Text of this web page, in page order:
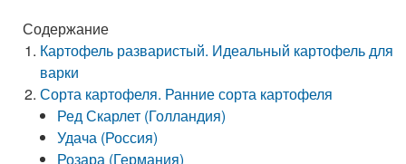
Содержание
Картофель разваристый. Идеальный картофель для
варки
Сорта картофеля. Ранние сорта картофеля
Ред Скарлет (Голландия)
Удача (Россия)
Розара (Германия)